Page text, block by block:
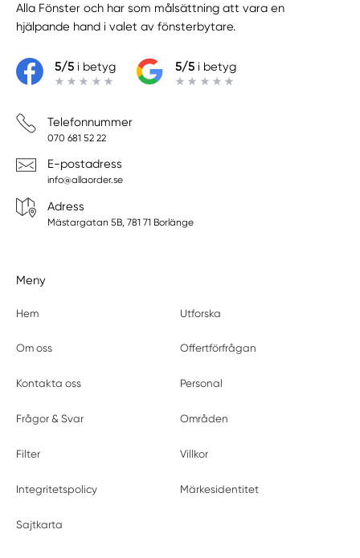
Alla Fönster och har som målsättning att vara en
hjälpande hand i valet av fönsterbytare.
5/5i betyg 5/5i betyg
Telefonnummer
070 681 52 22
E-postadress
info@allaorder.se
Adress
Mästargatan 5B, 781 71 Borlänge
Meny
Hem Utforska
Om oss Offertförfrågan
Kontakta oss Personal
Frågor & Svar Områden
Filter Villkor
Integritetspolicy Märkesidentitet
Sajtkarta